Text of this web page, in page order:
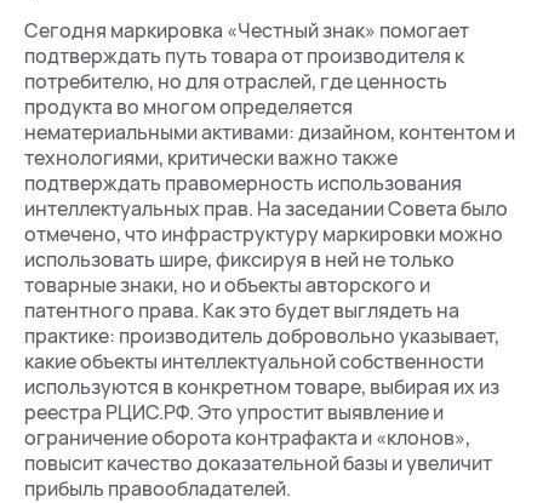
Сегодня маркировка «Честный знак» помогает
подтверждать путь товара от производителя к
потребителю, но для отраслей, где ценность
продукта во многом определяется
нематериальными активами: дизайном, контентом и
технологиями, критически важно также
подтверждать правомерность использования
интеллектуальных прав. На заседании Совета было
отмечено, что инфраструктуру маркировки можно
использовать шире, фиксируя в ней не только
товарные знаки, но и объекты авторского и
патентного права. Как это будет выглядеть на
практике: производитель добровольно указывает,
какие объекты интеллектуальной собственности
используются в конкретном товаре, выбирая их из
реестра РЦИС.РФ. Это упростит выявление и
ограничение оборота контрафакта и «клонов»,
повысит качество доказательной базы и увеличит
прибыль правообладателей.